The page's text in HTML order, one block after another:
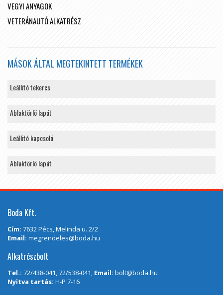
VEGYI ANYAGOK
VETERÁNAUTÓ ALKATRÉSZ
MÁSOK ÁLTAL MEGTEKINTETT TERMÉKEK
Leállító tekercs
Ablaktörlö lapát
Leállitó kapcsoló
Ablaktörlö lapát
Boda Kft.
Cím: 7632 Pécs, Melinda u. 2/2
Email: megrendeles@boda.hu
Alkatrészbolt
Tel.: 72/438-041, 72/538-041, Email: bolt@boda.hu
Nyitva tartás: H-P 7-16